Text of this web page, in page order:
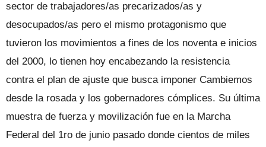
sector de trabajadores/as precarizados/as y
desocupados/as pero el mismo protagonismo que
tuvieron los movimientos a fines de los noventa e inicios
del 2000, lo tienen hoy encabezando la resistencia
contra el plan de ajuste que busca imponer Cambiemos
desde la rosada y los gobernadores cómplices. Su última
muestra de fuerza y movilización fue en la Marcha
Federal del 1ro de junio pasado donde cientos de miles